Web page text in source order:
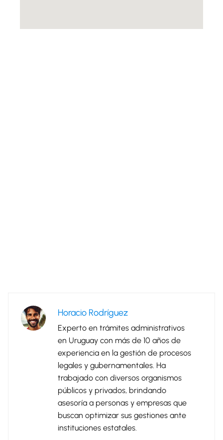
Horacio Rodríguez
Experto en trámites administrativos
en Uruguay con más de 10 años de
experiencia en la gestión de procesos
legales y gubernamentales. Ha
trabajado con diversos organismos
públicos y privados, brindando
asesoría a personas y empresas que
buscan optimizar sus gestiones ante
instituciones estatales.